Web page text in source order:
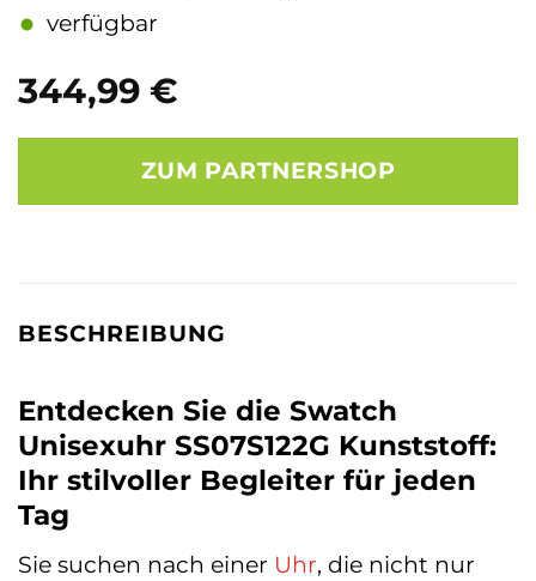
344,99 €
verfügbar
ZUM PARTNERSHOP
BESCHREIBUNG
Entdecken Sie die Swatch
Unisexuhr SS07S122G Kunststoff:
Ihr stilvoller Begleiter für jeden
Tag
Sie suchen nach einer Uhr, die nicht nur